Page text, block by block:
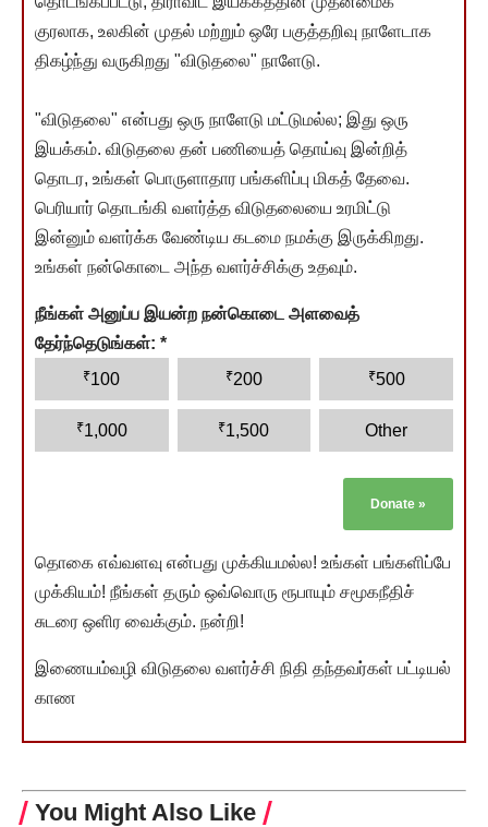
குரலாக, உலகின் முதல் மற்றும் ஒரே பகுத்தறிவு நாளேடாக
திகழ்ந்து வருகிறது "விடுதலை" நாளேடு.
"விடுதலை" என்பது ஒரு நாளேடு மட்டுமல்ல; இது ஒரு
இயக்கம். விடுதலை தன் பணியைத் தொய்வு இன்றித்
தொடர, உங்கள் பொருளாதார பங்களிப்பு மிகத் தேவை.
பெரியார் தொடங்கி வளர்த்த விடுதலையை உரமிட்டு
இன்னும் வளர்க்க வேண்டிய கடமை நமக்கு இருக்கிறது.
உங்கள் நன்கொடை அந்த வளர்ச்சிக்கு உதவும்.
நீங்கள் அனுப்ப இயன்ற நன்கொடை அளவைத்
தேர்ந்தெடுங்கள்: *
₹100 ₹200 ₹500
₹1,000 ₹1,500 Other
Donate »
தொகை எவ்வளவு என்பது முக்கியமல்ல! உங்கள் பங்களிப்பே
முக்கியம்! நீங்கள் தரும் ஒவ்வொரு ரூபாயும் சமூகநீதிச்
சுடரை ஒளிர வைக்கும். நன்றி!
இணையம்வழி விடுதலை வளர்ச்சி நிதி தந்தவர்கள் பட்டியல்
காண
You Might Also Like